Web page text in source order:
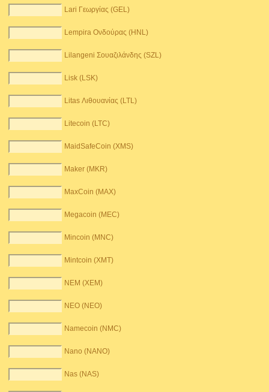
Lari Γεωργίας (GEL)
Lempira Ονδούρας (HNL)
Lilangeni Σουαζιλάνδης (SZL)
Lisk (LSK)
Litas Λιθουανίας (LTL)
Litecoin (LTC)
MaidSafeCoin (XMS)
Maker (MKR)
MaxCoin (MAX)
Megacoin (MEC)
Mincoin (MNC)
Mintcoin (XMT)
NEM (XEM)
NEO (NEO)
Namecoin (NMC)
Nano (NANO)
Nas (NAS)